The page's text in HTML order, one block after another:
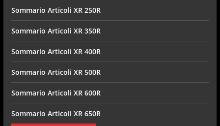
Sommario Articoli XR 250R
Sommario Articoli XR 350R
Sommario Articoli XR 400R
Sommario Articoli XR 500R
Sommario Articoli XR 600R
Sommario Articoli XR 650R